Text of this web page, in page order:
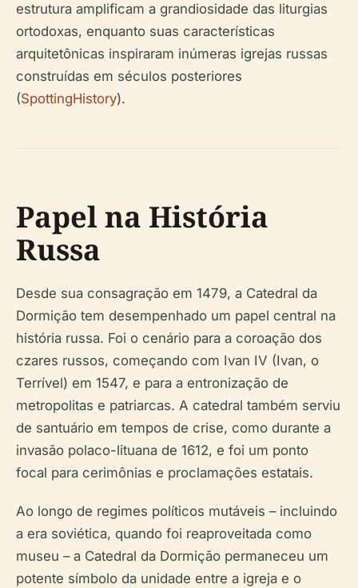
estrutura amplificam a grandiosidade das liturgias
ortodoxas, enquanto suas características
arquitetônicas inspiraram inúmeras igrejas russas
construídas em séculos posteriores
(SpottingHistory).
Papel na História
Russa
Desde sua consagração em 1479, a Catedral da
Dormição tem desempenhado um papel central na
história russa. Foi o cenário para a coroação dos
czares russos, começando com Ivan IV (Ivan, o
Terrível) em 1547, e para a entronização de
metropolitas e patriarcas. A catedral também serviu
de santuário em tempos de crise, como durante a
invasão polaco-lituana de 1612, e foi um ponto
focal para cerimônias e proclamações estatais.
Ao longo de regimes políticos mutáveis – incluindo
a era soviética, quando foi reaproveitada como
museu – a Catedral da Dormição permaneceu um
potente símbolo da unidade entre a igreja e o